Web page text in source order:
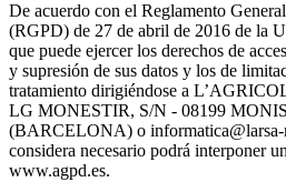
De acuerdo con el Reglamento
(RGPD) de 27 de abril de 2016 de la
que puede ejercer los derechos de
y supresión de sus datos y los de
tratamiento dirigiéndose a
LG MONESTIR, S/N - 08199
(BARCELONA) o informatica@larsa-
considera necesario podrá interponer
www.agpd.es.